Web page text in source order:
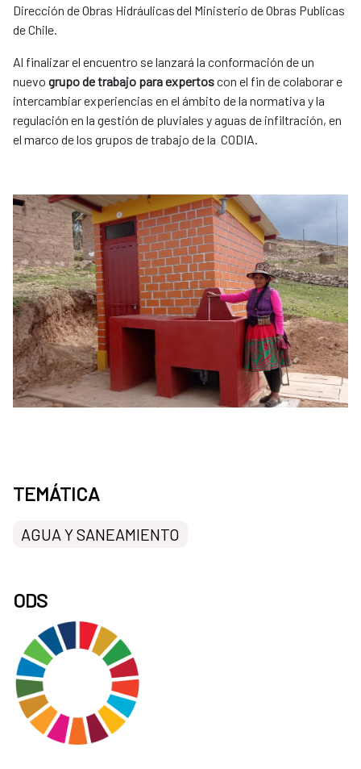
Dirección de Obras Hidráulicas del Ministerio de Obras Publicas
de Chile.
Al finalizar el encuentro se lanzará la conformación de un
nuevo grupo de trabajo para expertoscon el fin de colaborar e
intercambiar experiencias en el ámbito de la normativa y la
regulación en la gestión de pluviales y aguas de infiltración, en
el marco de los grupos de trabajo de la CODIA.
TEMÁTICA
AGUA Y SANEAMIENTO
ODS